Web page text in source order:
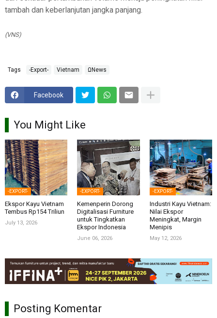
tambah dan keberlanjutan jangka panjang.
(VNS)
Tags -Export- Vietnam ΩNews
Facebook
You Might Like
-EXPORT-
Ekspor Kayu Vietnam
Tembus Rp154 Triliun
July 13, 2026
-EXPORT-
Kemenperin Dorong
Digitalisasi Furniture
untuk Tingkatkan
Ekspor Indonesia
June 06, 2026
-EXPORT-
Industri Kayu Vietnam:
Nilai Ekspor
Meningkat, Margin
Menipis
May 12, 2026
Posting Komentar